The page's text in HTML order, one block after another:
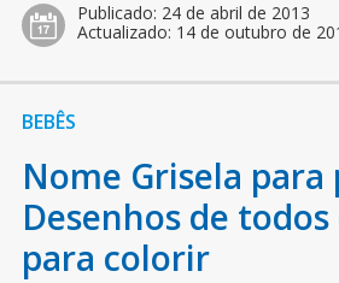
Publicado: 24 de abril de 2013
Actualizado: 14 de outubro de
BEBÊS
Nome Grisela
Desenhos de
para colorir